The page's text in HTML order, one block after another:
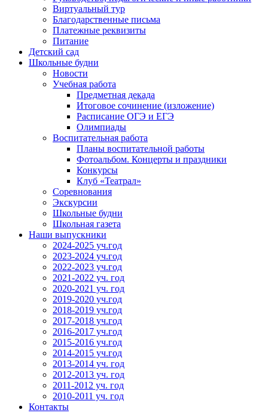
Виртуальный тур
Благодарственные письма
Платежные реквизиты
Питание
Детский сад
Школьные будни
Новости
Учебная работа
Предметная декада
Итоговое сочинение (изложение)
Расписание ОГЭ и ЕГЭ
Олимпиады
Воспитательная работа
Планы воспитательной работы
Фотоальбом. Концерты и праздники
Конкурсы
Клуб «Театрал»
Соревнования
Экскурсии
Школьные будни
Школьная газета
Наши выпускники
2024-2025 уч.год
2023-2024 уч.год
2022-2023 уч.год
2021-2022 уч. год
2020-2021 уч. год
2019-2020 уч.год
2018-2019 уч.год
2017-2018 уч.год
2016-2017 уч.год
2015-2016 уч.год
2014-2015 уч.год
2013-2014 уч. год
2012-2013 уч. год
2011-2012 уч. год
2010-2011 уч. год
Контакты